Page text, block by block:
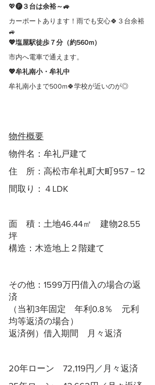
💖🅟３台は余裕～🚙
カーポートあります！雨でも安心🍀３台余裕
🚙
💖塩屋駅徒歩７分（約560m）
市内へ電車で通えます。
💖牟礼南小・牟礼中
牟礼南小まで500m🍀学校が近いのが◎
物件概要
物件名：牟礼戸建て
住　所：高松市牟礼町大町957－12
間取り：４LDK
面　積：土地46.44㎡　建物28.55
坪
構造：木造地上２階建て
その他：1599万円借入の場合の返
済
（当初3年固定　年利0.8％　元利
均等返済の場合）
返済例）借入期間　月々返済
20年ローン　72,119円／月々返済